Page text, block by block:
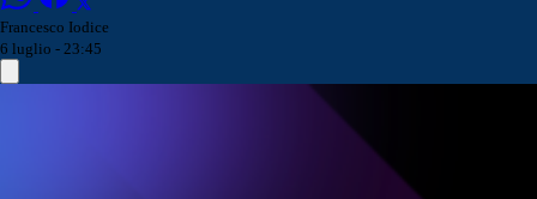
Francesco Iodice
6 luglio - 23:45